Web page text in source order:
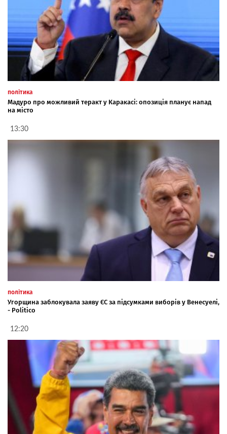
політика
Мадуро про можливий теракт у Каракасі: опозиція планує напад
на місто
13:30
політика
Угорщина заблокувала заяву ЄС за підсумками виборів у Венесуелі,
- Politico
12:20